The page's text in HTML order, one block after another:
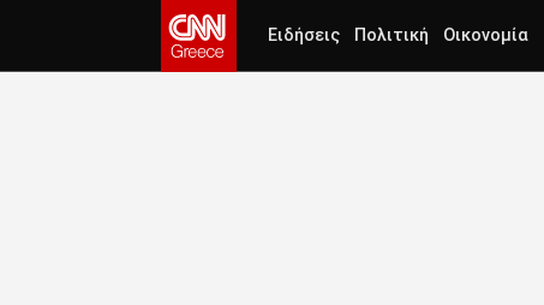
Ειδήσεις Πολιτική Οικονομία